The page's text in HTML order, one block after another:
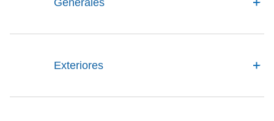
Generales
Exteriores